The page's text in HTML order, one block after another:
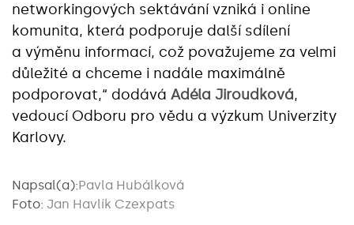
networkingových sektávání vzniká i online
komunita, která podporuje další sdílení
a výměnu informací, což považujeme za velmi
důležité a chceme i nadále maximálně
podporovat,“ dodává Adéla Jiroudková,
vedoucí Odboru pro vědu a výzkum Univerzity
Karlovy.
Napsal(a):Pavla Hubálková
Foto: Jan Havlík Czexpats